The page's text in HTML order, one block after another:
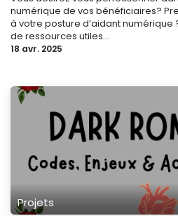
numérique de vos bénéficiaires?
à votre posture d’aidant numérique
de ressources utiles...
18 avr. 2025
Projets